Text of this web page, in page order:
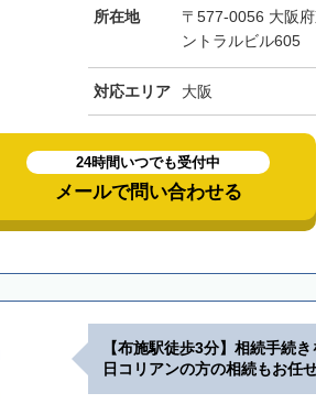
所在地
〒577-0056 大阪
ントラルビル605
対応エリア 大阪
24時間いつでも受付中
メールで問い合わせる
【布施駅徒歩3分】相続手続
日コリアンの方の相続もお任